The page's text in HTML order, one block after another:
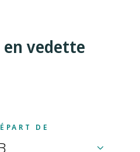
vedette
DE